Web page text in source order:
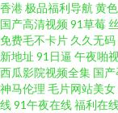
香港极品福利导航 黄
国产高清视频91草莓
免费毛不卡片 久久无码
新地址 91日逼 午夜啪
西瓜影院视频全集 国
神马伦理 毛片网站美女
线91午夜在线福利在